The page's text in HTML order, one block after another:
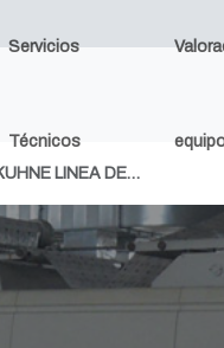
Servicios
Técnicos
LINEA DE…